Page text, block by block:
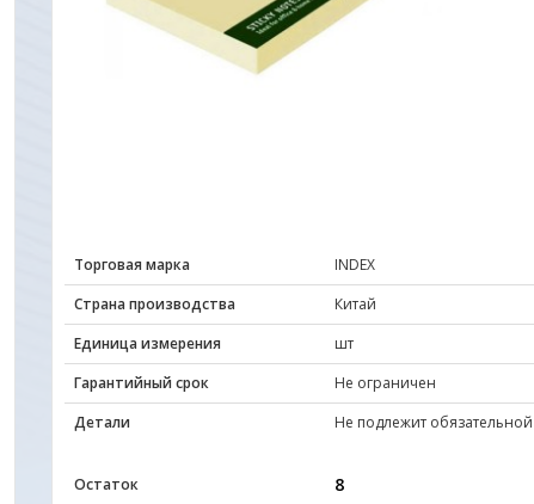
Торговая марка
INDEX
Страна производства
Китай
Единица измерения
шт
Гарантийный срок
Не ограничен
Детали
Не подлежит
Остаток 8